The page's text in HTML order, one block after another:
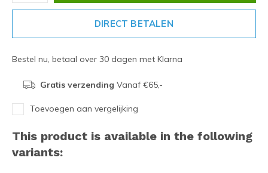
DIRECT BETALEN
Bestel nu, betaal over 30 dagen met Klarna
Gratis verzending Vanaf €65,-
Toevoegen aan vergelijking
This product is available in the following
variants: